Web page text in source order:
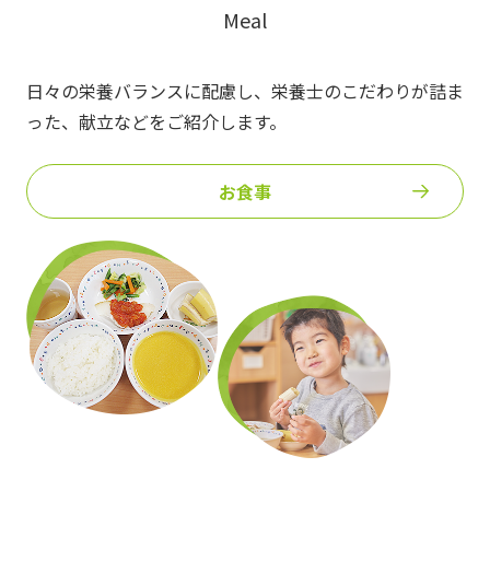
Meal
日々の栄養バランスに配慮し、栄養士のこだわりが詰ま
った、 献立などをご紹介します。
お食事